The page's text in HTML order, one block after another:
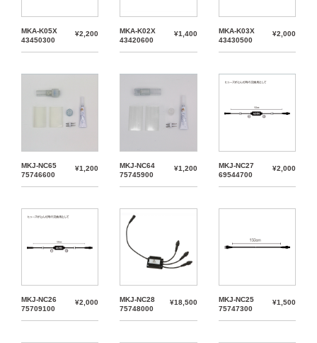
MKA-K05X
43450300
¥2,200
MKA-K02X
43420600
¥1,400
MKA-K03X
43430500
¥2,000
MKJ-NC65
75746600
¥1,200
MKJ-NC64
75745900
¥1,200
MKJ-NC27
69544700
¥2,000
MKJ-NC26
75709100
¥2,000
MKJ-NC28
75748000
¥18,500
MKJ-NC25
75747300
¥1,500